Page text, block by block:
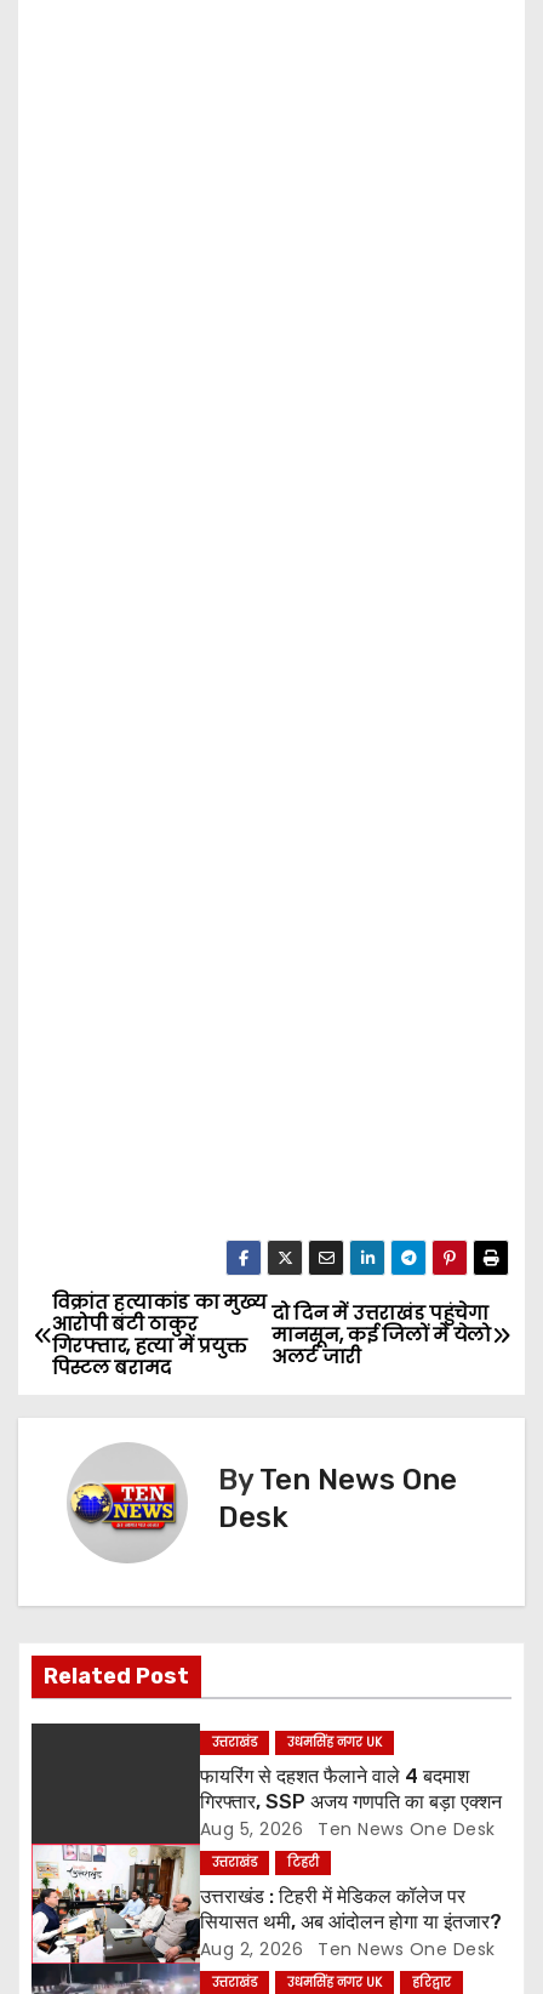
P
o
s
v
g
i
o
n
दो दिन में उत्तराखंड पहुंचेगा
मानसून, कई जिलों में येलो
अलर्ट जारी
विक्रांत हत्याकांड का मुख्य
आरोपी बंटी ठाकुर
गिरफ्तार, हत्या में प्रयुक्त
पिस्टल बरामद
ByTen News One
Desk
Related Post
उत्तराखंड उधमसिंह नगर UK
फायरिंग से दहशत फैलाने वाले 4 बदमाश
गिरफ्तार, SSP अजय गणपति का बड़ा एक्शन
Aug 5, 2026 Ten News One Desk
उत्तराखंड टिहरी
उत्तराखंड : टिहरी में मेडिकल कॉलेज पर
सियासत थमी, अब आंदोलन होगा या इंतजार?
Aug 2, 2026 Ten News One Desk
उत्तराखंड उधमसिंह नगर UK हरिद्वार